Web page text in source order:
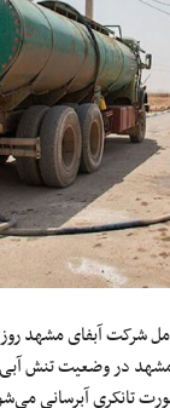
مشهد در وضعیت تنش